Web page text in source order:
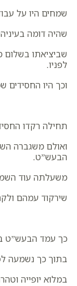
שמחים היו על
שהיה דומה
שביציאתו בשלום
לפניו.
וכך היו
תחילה רקדו
ואולם משגברה
הבעש”ט.
משעלתה עוד
שירקוד עמהם
כך עמד הבעש”ט
בתוך כך נשמעה
במלוא יופייה